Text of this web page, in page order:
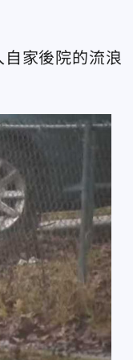
家後院的流浪